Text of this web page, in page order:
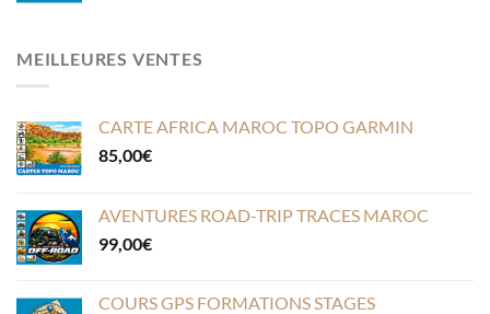
MEILLEURES VENTES
CARTE AFRICA MAROC TOPO GARMIN
85,00€
AVENTURES ROAD-TRIP TRACES MAROC
99,00€
COURS GPS FORMATIONS STAGES